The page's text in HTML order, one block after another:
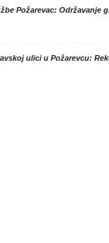
Požarevac: Održavanje
ulici u Požarevcu: